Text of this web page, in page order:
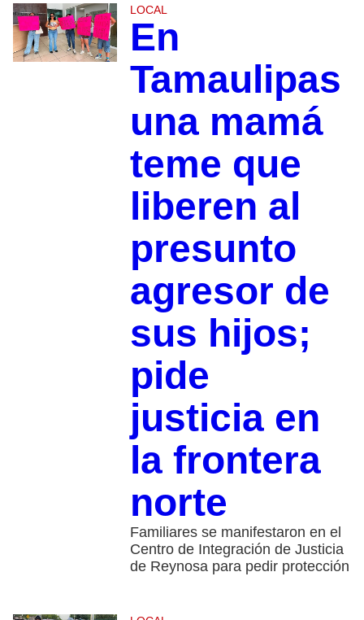
LOCAL
En
Tamaulipas
una mamá
teme que
liberen al
presunto
agresor de
sus hijos;
pide
justicia en
la frontera
norte
Familiares se manifestaron en el
Centro de Integración de Justicia
de Reynosa para pedir protección